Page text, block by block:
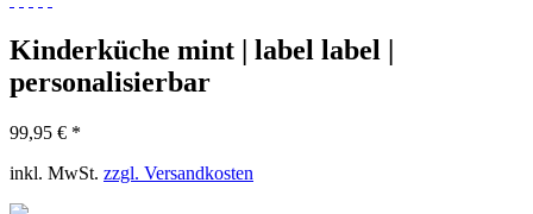
Kinderküche mint | label label |
personalisierbar
99,95 € *
inkl. MwSt. zzgl. Versandkosten